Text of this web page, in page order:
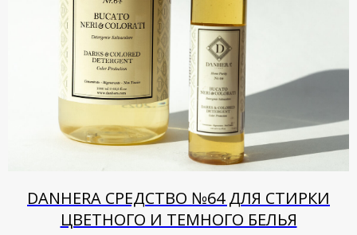
DANHERA СРЕДСТВО №64 ДЛЯ СТИРКИ
ЦВЕТНОГО И ТЕМНОГО БЕЛЬЯ